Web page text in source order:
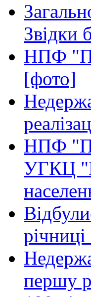
Звідки
НПФ
[фото]
НПФ
УГКЦ
першу